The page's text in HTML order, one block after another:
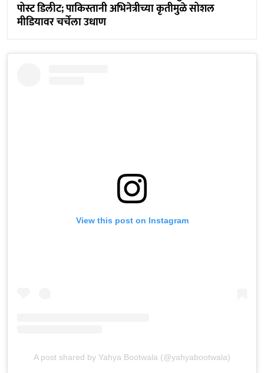
पोस्ट डिलीट; पाकिस्तानी अभिनेत्रीच्या कृतीमुळे सोशल
मीडियावर चर्चेला उधाण
View this post on Instagram
A post shared by Yahya Bootwala (@yahyabootwala)